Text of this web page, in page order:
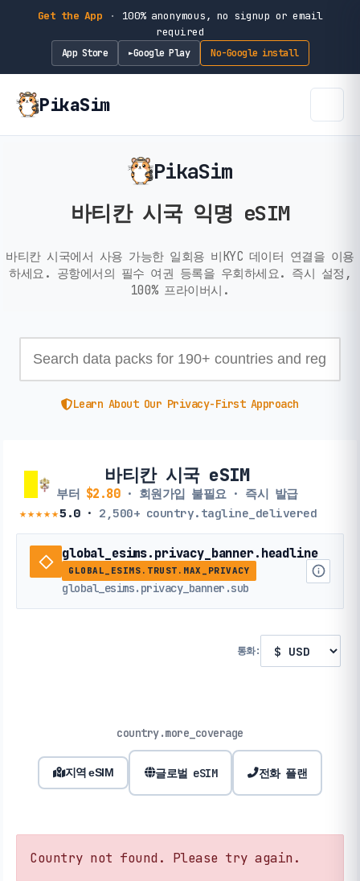
Get the App ·
100% anonymous, no signup or email
required
App Store ►Google Play No-Google install
PikaSim
PikaSim
바티칸 시국 익명 eSIM
바티칸 시국에서 사용 가능한 일회용 비KYC 데이터 연결을 이용
하세요. 공항에서의 필수 여권 등록을 우회하세요. 즉시 설정,
100% 프라이버시.
Learn About Our Privacy-First Approach
바티칸 시국 eSIM
부터 $2.80· 회원가입 불필요 · 즉시 발급
★★★★★5.0· 2,500+ country.tagline_delivered
global_esims.privacy_banner.headline
GLOBAL_ESIMS.TRUST.MAX_PRIVACY
global_esims.privacy_banner.sub
통화:
country.more_coverage
지역 eSIM 글로벌 eSIM 전화 플랜
Country not found. Please try again.